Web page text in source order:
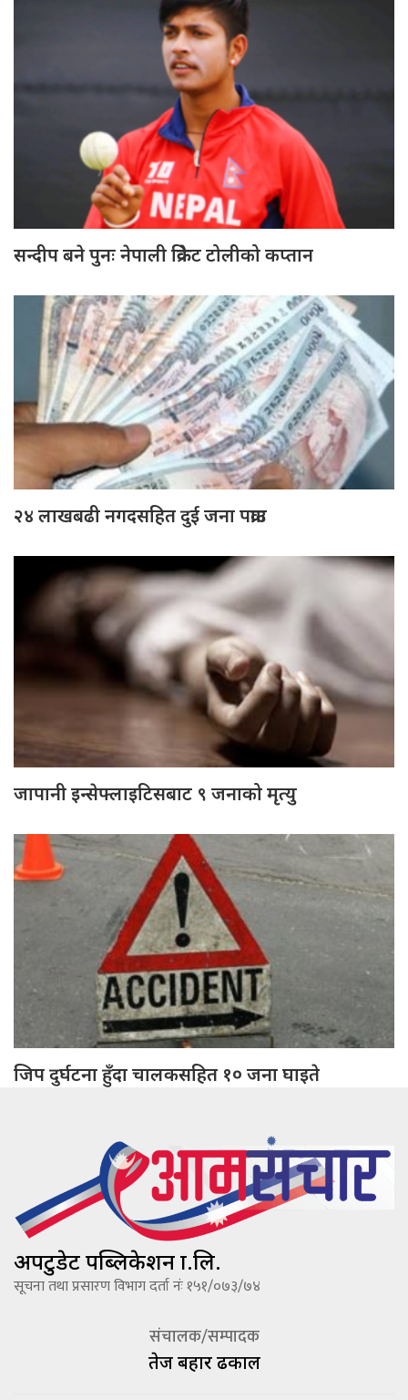
सन्दीप बने पुनः नेपाली क्रिकेट टोलीको कप्तान
२४ लाखबढी नगदसहित दुई जना पक्राउ
जापानी इन्सेफ्लाइटिसबाट ९ जनाको मृत्यु
जिप दुर्घटना हुँदा चालकसहित १० जना घाइते
अपटुडेट पब्लिकेशन प्रा.लि.
सूचना तथा प्रसारण विभाग दर्ता नंः १५१/०७३/७४
संचालक/सम्पादक
तेज बहादूर ढकाल